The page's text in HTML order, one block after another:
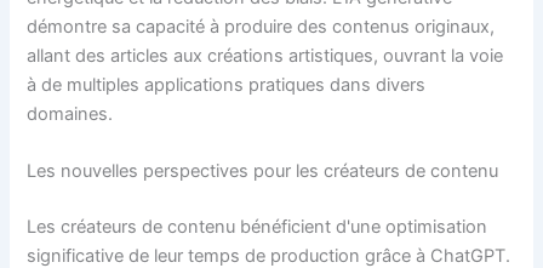
démontre sa capacité à produire des contenus originaux,
allant des articles aux créations artistiques, ouvrant la voie
à de multiples applications pratiques dans divers
domaines.
Les nouvelles perspectives pour les créateurs de contenu
Les créateurs de contenu bénéficient d'une optimisation
significative de leur temps de production grâce à ChatGPT.